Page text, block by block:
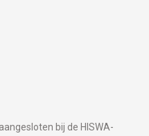
bij de HISWA-